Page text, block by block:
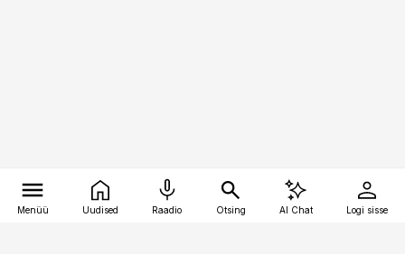
Menüü Uudised Raadio Otsing AI Chat Logi sisse